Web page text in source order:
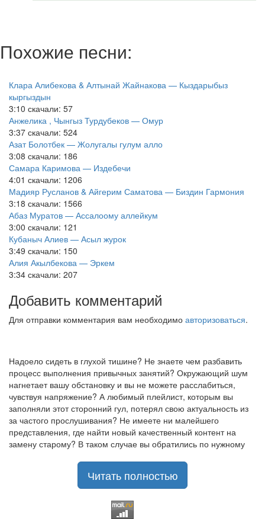
Похожие песни:
Клара Алибекова & Алтынай Жайнакова — Кыздарыбыз
кыргыздын
3:10 скачали: 57
Анжелика , Чынгыз Турдубеков — Омур
3:37 скачали: 524
Азат Болотбек — Жолугалы гулум алло
3:08 скачали: 186
Самара Каримова — Издебечи
4:01 скачали: 1206
Мадияр Русланов & Айгерим Саматова — Биздин Гармония
3:18 скачали: 1566
Абаз Муратов — Ассалоому аллейкум
3:00 скачали: 121
Кубаныч Алиев — Асыл журок
3:49 скачали: 150
Алия Акылбекова — Эркем
3:34 скачали: 207
Добавить комментарий
Для отправки комментария вам необходимо авторизоваться.
Надоело сидеть в глухой тишине? Не знаете чем разбавить
процесс выполнения привычных занятий? Окружающий шум
нагнетает вашу обстановку и вы не можете расслабиться,
чувствуя напряжение? А любимый плейлист, которым вы
заполняли этот сторонний гул, потерял свою актуальность из
за частого прослушивания? Не имеете ни малейшего
представления, где найти новый качественный контент на
замену старому? В таком случае вы обратились по нужному
Музыкальный портал KGZ Musicс большой радостью
приветствует своих старых и новых слушателей! Специально
песен всех времён во всех жанровых стилистиках. Огромное
Читать полностью